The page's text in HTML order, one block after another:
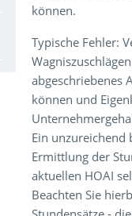
können.
Typische Fehler:
abgeschriebenes
können und
Ein unzureichend
Ermittlung der
aktuellen HOAI
Beachten Sie